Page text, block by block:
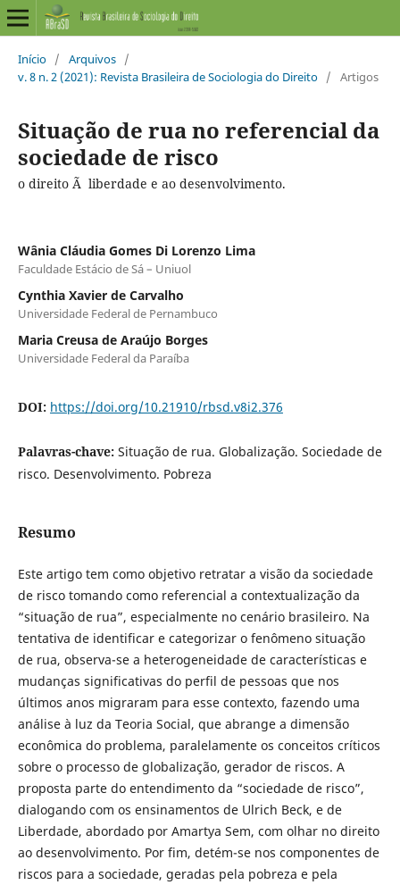
Início / Arquivos /
v. 8 n. 2 (2021): Revista Brasileira de Sociologia do Direito / Artigos
Situação de rua no referencial da
sociedade de risco
o direito Ã liberdade e ao desenvolvimento.
Wânia Cláudia Gomes Di Lorenzo Lima
Faculdade Estácio de Sá – Uniuol
Cynthia Xavier de Carvalho
Universidade Federal de Pernambuco
Maria Creusa de Araújo Borges
Universidade Federal da Paraíba
DOI: https://doi.org/10.21910/rbsd.v8i2.376
Palavras-chave: Situação de rua. Globalização. Sociedade de
risco. Desenvolvimento. Pobreza
Resumo
Este artigo tem como objetivo retratar a visão da sociedade
de risco tomando como referencial a contextualização da
“situação de rua”, especialmente no cenário brasileiro. Na
tentativa de identificar e categorizar o fenômeno situação
de rua, observa-se a heterogeneidade de características e
mudanças significativas do perfil de pessoas que nos
últimos anos migraram para esse contexto, fazendo uma
análise à luz da Teoria Social, que abrange a dimensão
econômica do problema, paralelamente os conceitos críticos
sobre o processo de globalização, gerador de riscos. A
proposta parte do entendimento da “sociedade de risco”,
dialogando com os ensinamentos de Ulrich Beck, e de
Liberdade, abordado por Amartya Sem, com olhar no direito
ao desenvolvimento. Por fim, detém-se nos componentes de
riscos para a sociedade, geradas pela pobreza e pela